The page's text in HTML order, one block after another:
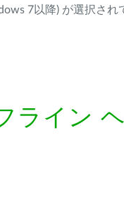
7以降) が選択され
ライン